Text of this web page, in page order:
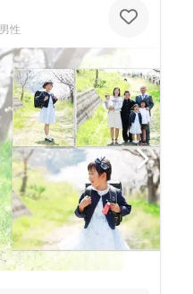
男性